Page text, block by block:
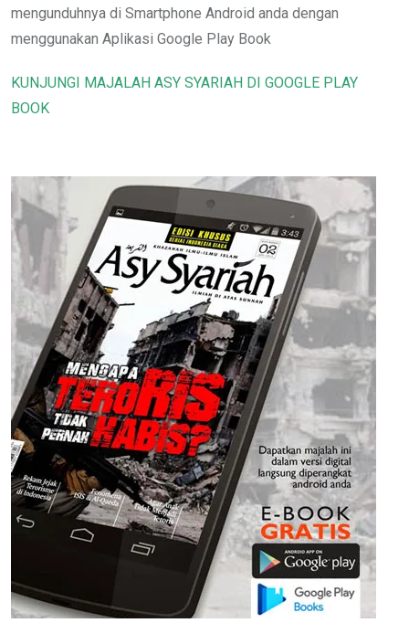
mengunduhnya di Smartphone Android anda dengan
menggunakan Aplikasi Google Play Book
KUNJUNGI MAJALAH ASY SYARIAH DI GOOGLE PLAY
BOOK